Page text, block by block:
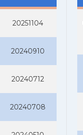
20251104
20240910
20240712
20240708